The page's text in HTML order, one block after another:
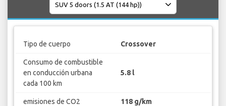
Tipo de cuerpo Crossover
Consumo de combustible
en conducción urbana
cada 100 km
5.8 l
emisiones de CO2 118 g/km